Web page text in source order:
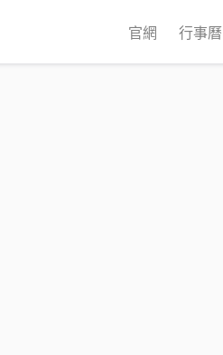
官網 行事曆